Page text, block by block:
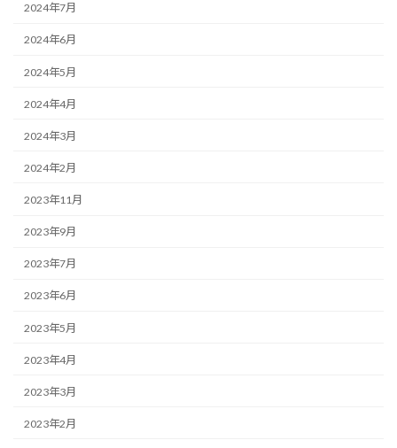
2024年7月
2024年6月
2024年5月
2024年4月
2024年3月
2024年2月
2023年11月
2023年9月
2023年7月
2023年6月
2023年5月
2023年4月
2023年3月
2023年2月